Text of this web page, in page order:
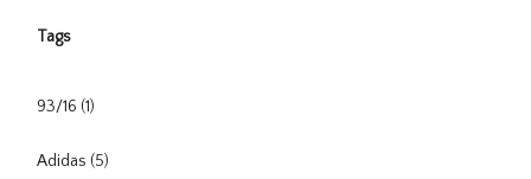
Tags
93/16 (1)
Adidas (5)